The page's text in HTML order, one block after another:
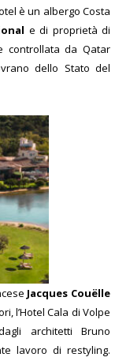
è un albergo Costa
e di proprietà di
controllata da Qatar
dello Stato del
Jacques Couëlle
l’Hotel Cala di Volpe
architetti Bruno
lavoro di restyling.